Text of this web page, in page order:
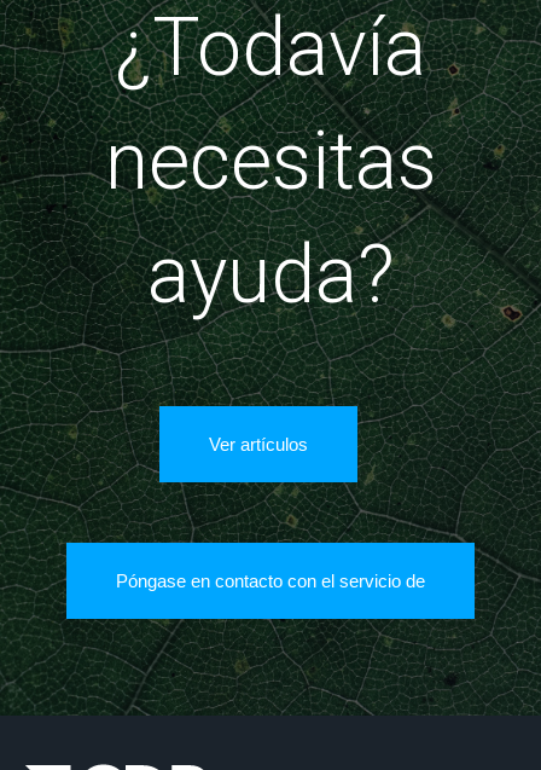
¿Todavía
necesitas
ayuda?
Ver artículos
Póngase en contacto con el servicio de